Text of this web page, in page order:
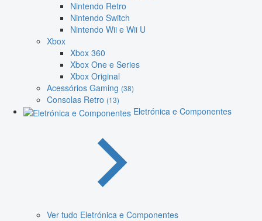
Nintendo Retro
Nintendo Switch
Nintendo Wii e Wii U
Xbox
Xbox 360
Xbox One e Series
Xbox Original
Acessórios Gaming (38)
Consolas Retro (13)
Eletrónica e Componentes
Ver tudo Eletrónica e Componentes